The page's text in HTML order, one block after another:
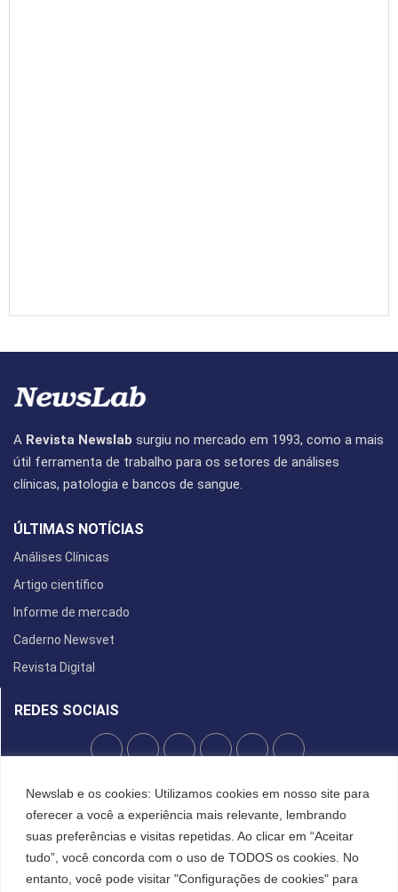
Newslab e os cookies: Utilizamos cookies em nosso site para
oferecer a você a experiência mais relevante, lembrando
suas preferências e visitas repetidas. Ao clicar em “Aceitar
tudo”, você concorda com o uso de TODOS os cookies. No
entanto, você pode visitar "Configurações de cookies" para
A Revista Newslab surgiu no mercado em 1993, como a mais
útil ferramenta de trabalho para os setores de análises
clínicas, patologia e bancos de sangue.
ÚLTIMAS NOTÍCIAS
Análises Clínicas
Artigo científico
Informe de mercado
Caderno Newsvet
Revista Digital
REDES SOCIAIS
POLÍTICA DE PRIVACIDADE
Cookies
©2022 All Right Reserved. Designed and Developed by FCDesign